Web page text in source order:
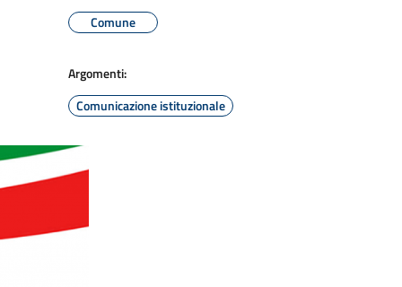
Comune
Argomenti:
Comunicazione istituzionale